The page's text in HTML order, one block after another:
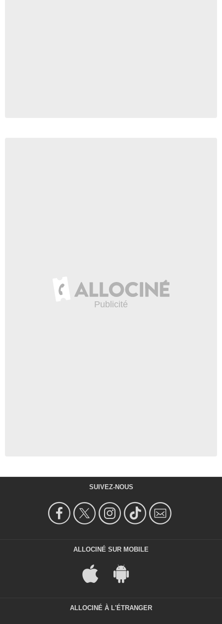
SUIVEZ-NOUS
ALLOCINÉ SUR MOBILE
ALLOCINÉ À L'ÉTRANGER